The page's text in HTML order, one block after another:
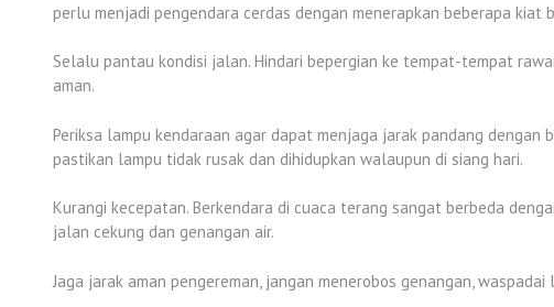
perlu menjadi pengendara cerdas dengan menerapkan beberapa kiat
Selalu pantau kondisi jalan. Hindari bepergian ke tempat-tempat
aman.
Periksa lampu kendaraan agar dapat menjaga jarak pandang
pastikan lampu tidak rusak dan dihidupkan walaupun di siang hari.
Kurangi kecepatan. Berkendara di cuaca terang sangat berbeda
jalan cekung dan genangan air.
Jaga jarak aman pengereman, jangan menerobos genangan,